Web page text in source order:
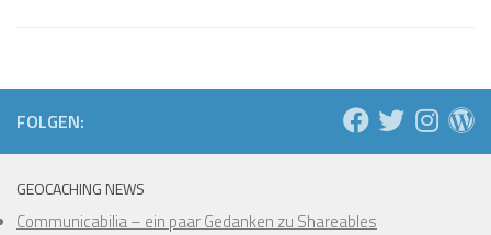
FOLGEN:
GEOCACHING NEWS
Communicabilia – ein paar Gedanken zu Shareables